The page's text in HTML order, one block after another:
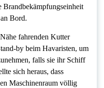
Bord.
fahrenden Kutter
by beim Havaristen, um
falls sie ihr Schiff
sich heraus, dass
Maschinenraum völlig